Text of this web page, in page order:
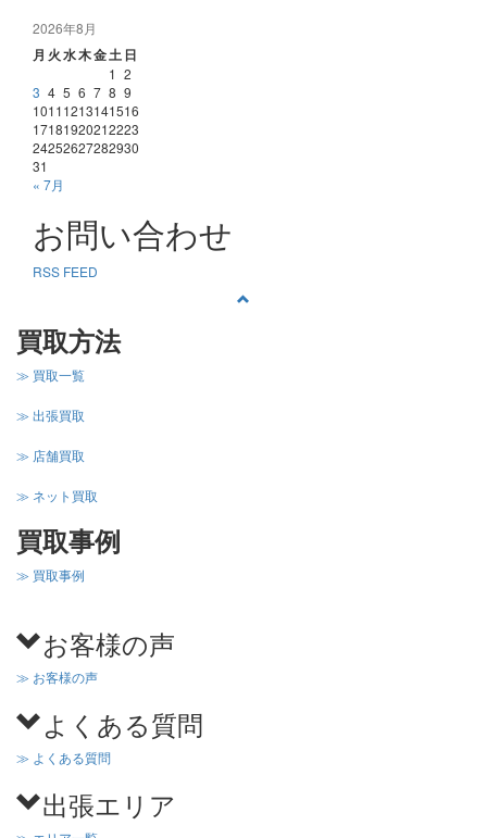
2026年8月
月 火水木金土 日
1 2
3 4 5 6 7 8 9
10111213141516
17181920212223
24252627282930
31
« 7月
お問い合わせ
RSS FEED
買取方法
≫ 買取一覧
≫ 出張買取
≫ 店舗買取
≫ ネット買取
買取事例
≫ 買取事例
お客様の声
≫ お客様の声
よくある質問
≫ よくある質問
出張エリア